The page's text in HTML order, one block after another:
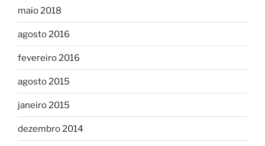
maio 2018
agosto 2016
fevereiro 2016
agosto 2015
janeiro 2015
dezembro 2014